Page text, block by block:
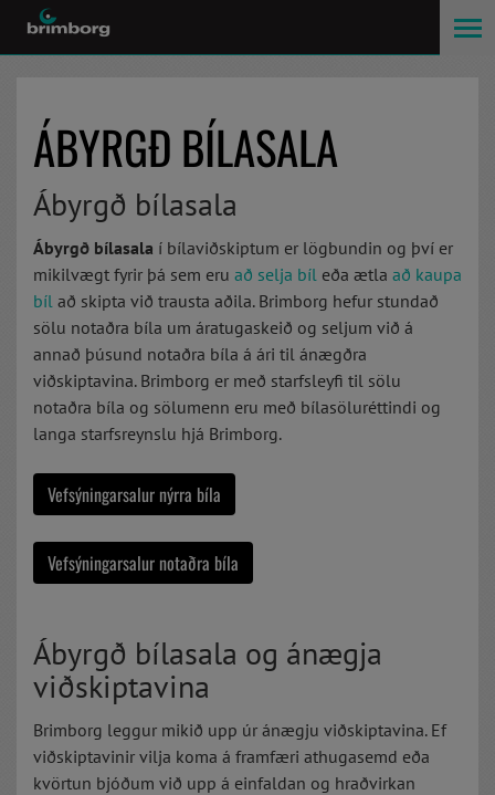
ÁBYRGÐ BÍLASALA
Ábyrgð bílasala
Ábyrgð bílasala í bílaviðskiptum er lögbundin og því er
mikilvægt fyrir þá sem eru að selja bíl eða ætla að kaupa
bíl að skipta við trausta aðila. Brimborg hefur stundað
sölu notaðra bíla um áratugaskeið og seljum við á
annað þúsund notaðra bíla á ári til ánægðra
viðskiptavina. Brimborg er með starfsleyfi til sölu
notaðra bíla og sölumenn eru með bílasöluréttindi og
langa starfsreynslu hjá Brimborg.
Vefsýningarsalur nýrra bíla
Vefsýningarsalur notaðra bíla
Ábyrgð bílasala og ánægja
viðskiptavina
Brimborg leggur mikið upp úr ánægju viðskiptavina. Ef
viðskiptavinir vilja koma á framfæri athugasemd eða
kvörtun bjóðum við upp á einfaldan og hraðvirkan